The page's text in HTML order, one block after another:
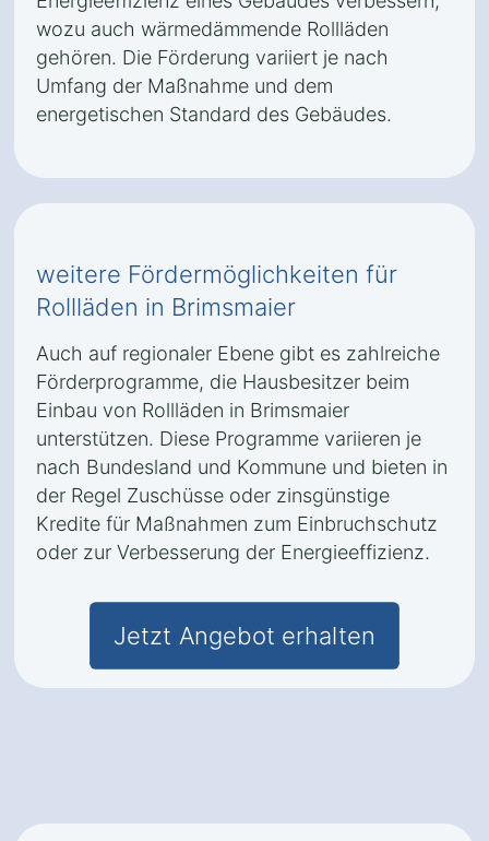
wozu auch wärmedämmende Rollläden
gehören. Die Förderung variiert je nach
Umfang der Maßnahme und dem
energetischen Standard des Gebäudes.
weitere Fördermöglichkeiten für
Rollläden in Brimsmaier
Auch auf regionaler Ebene gibt es zahlreiche
Förderprogramme, die Hausbesitzer beim
Einbau von Rollläden in Brimsmaier
unterstützen. Diese Programme variieren je
nach Bundesland und Kommune und bieten in
der Regel Zuschüsse oder zinsgünstige
Kredite für Maßnahmen zum Einbruchschutz
oder zur Verbesserung der Energieeffizienz.
Jetzt Angebot erhalten